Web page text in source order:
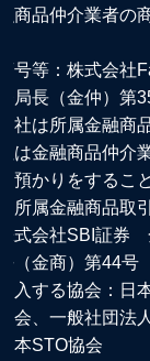
商品仲介業者の
号等：株式会社
局長（金仲）第
社は所属金融商
は金融商品仲介
預かりをするこ
所属金融商品取
式会社SBI証券
（金商）第44号
入する協会：日
会、一般社団法
本STO協会